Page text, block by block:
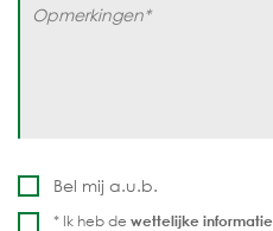
Bel mij a.u.b.
* Ik heb de wettelijke informatie